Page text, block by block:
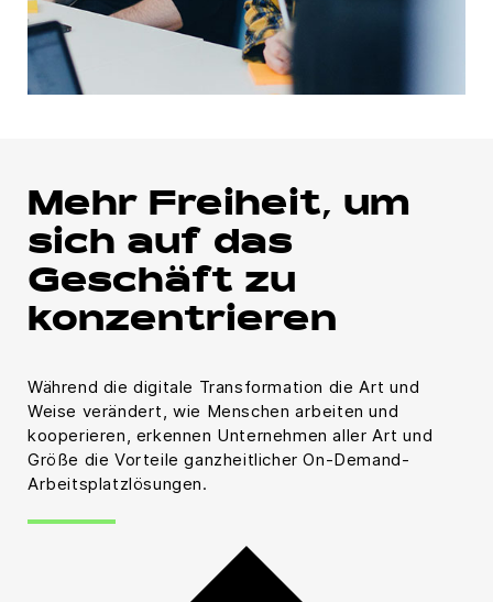
Mehr Freiheit, um
sich auf das
Geschäft zu
konzentrieren
Während die digitale Transformation die Art und
Weise verändert, wie Menschen arbeiten und
kooperieren, erkennen Unternehmen aller Art und
Größe die Vorteile ganzheitlicher On-Demand-
Arbeitsplatzlösungen.